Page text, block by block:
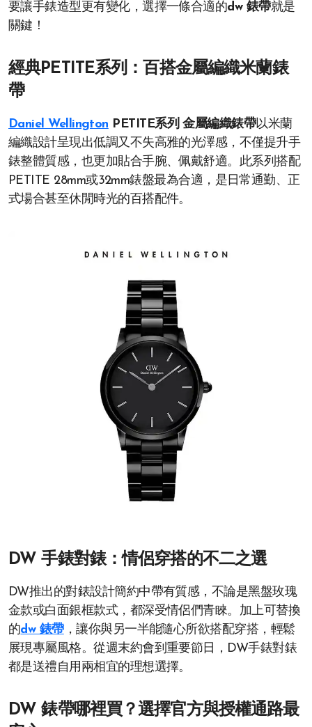
要讓手錶造型更有變化，選擇一條合適的dw 錶帶就是
關鍵！
經典PETITE系列：百搭金屬編織米蘭錶
帶
Daniel Wellington PETITE系列 金屬編織錶帶以米蘭
編織設計呈現出低調又不失高雅的光澤感，不僅提升手
錶整體質感，也更加貼合手腕、佩戴舒適。此系列搭配
PETITE 28mm或32mm錶盤最為合適，是日常通勤、正
式場合甚至休閒時光的百搭配件。
DW 手錶對錶：情侶穿搭的不二之選
DW推出的對錶設計簡約中帶有質感，不論是黑盤玫瑰
金款或白面銀框款式，都深受情侶們青睞。加上可替換
的dw 錶帶，讓你與另一半能隨心所欲搭配穿搭，輕鬆
展現專屬風格。從週末約會到重要節日，DW手錶對錶
都是送禮自用兩相宜的理想選擇。
DW 錶帶哪裡買？選擇官方與授權通路最